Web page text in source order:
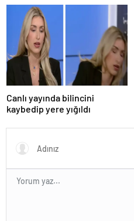
Canlı yayında bilincini
kaybedip yere yığıldı